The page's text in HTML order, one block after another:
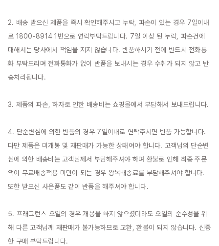
2. 배송 받으신 제품을 즉시 확인해주시고 누락, 파손이 있는 경우 7일이내
로 1800-8914 1번으로 연락부탁드립니다. 7일 이상 된 누락, 파손건에
대해서는 당사에서 책임을 지지 않습니다. 반품하시기 전에 반드시 전화통
화 부탁드리며 전화통화가 없이 반품을 보내시는 경우 수취가 되지 않고 반
송처리됩니다.
3. 제품의 파손, 하자로 인한 배송비는 쇼핑몰에서 부담해서 보내드립니다.
4. 단순변심에 의한 반품의 경우 7일이내로 연락주시면 반품 가능합니다.
다만 제품은 미개봉 및 재판매가 가능한 상태여야 합니다. 고객님의 단순변
심에 의한 배송비는 고객님께서 부담해주셔야 하며 환불로 인해 최종 주문
액이 무료배송적용 미만이 되는 경우 왕복배송료를 부담해주셔야 합니다.
또한 받으신 사은품도 같이 반품을 해주셔야 합니다.
5. 프래그런스 오일의 경우 개봉을 하지 않으셨더라도 오일의 순수성을 위
해 다른 고객님께 재판매가 불가능하므로 교환, 환불이 되지 않습니다. 신중
한 구매 부탁드립니다.